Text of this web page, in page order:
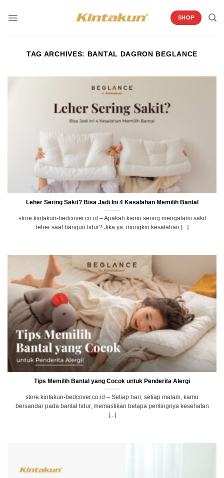
SHOP
TAG ARCHIVES: BANTAL DAGRON BEGLANCE
Leher Sering Sakit? Bisa Jadi Ini 4 Kesalahan Memilih Bantal
store.kintakun-bedcover.co.id – Apakah kamu sering mengalami sakit
leher saat bangun tidur? Jika ya, mungkin kesalahan [...]
Tips Memilih Bantal yang Cocok untuk Penderita Alergi
store.kintakun-bedcover.co.id – Setiap hari, setiap malam, kamu
bersandar pada bantal tidur, memastikan betapa pentingnya kesehatan
[...]